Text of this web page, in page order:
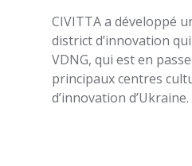
CIVITTA a développé
district d’innovation
VDNG, qui est en
principaux centres
d’innovation d’Ukraine.